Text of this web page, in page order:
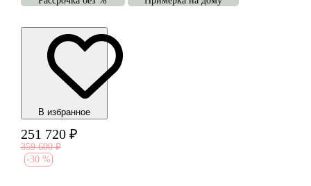
В избранноe
251 720 ₽
359 600 ₽
-30 %